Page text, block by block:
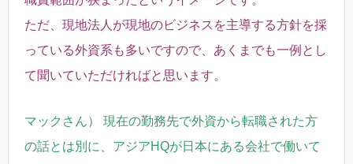
ただ、現地法人が現地のビジネスを主導する方針を採
っている外資系も多いですので、あくまでも一例とし
て聞いていただければと思います。
マックさん） 現在の勤務先で外資から転職された方
の話とは別に、アジアHQが日本にある会社で働いて